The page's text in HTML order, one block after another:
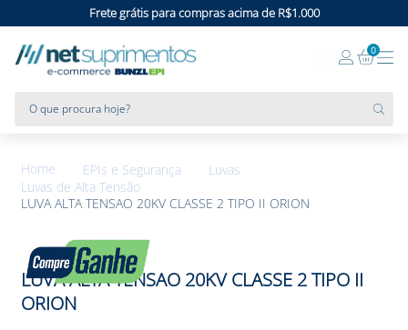
Frete grátis para compras acima de R$1.000
0
EPIs e Segurança
Luvas
Luvas de Alta Tensão
LUVA ALTA TENSAO 20KV CLASSE 2 TIPO II ORION
LUVA ALTA TENSAO 20KV CLASSE 2 TIPO II
ORION